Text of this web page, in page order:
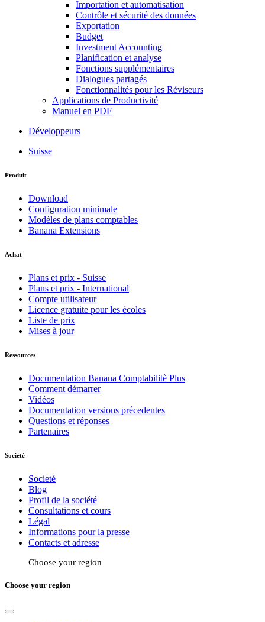
Importation et automatisation
Contrôle et sécurité des données
Exportation
Budget
Investment Accounting
Planification et analyse
Fonctions supplémentaires
Dialogues partagés
Fonctionnalités pour les Réviseurs
Applications de Productivité
Manuel en PDF
Développeurs
Suisse
Produit
Download
Configuration minimale
Modèles de plans comptables
Banana Extensions
Achat
Plans et prix - Suisse
Plans et prix - International
Compte utilisateur
Licence gratuite pour les écoles
Liste de prix
Mises à jour
Ressources
Documentation Banana Comptabilitè Plus
Comment démarrer
Vidéos
Documentation versions précedentes
Questions et réponses
Partenaires
Société
Societé
Blog
Profil de la société
Consultations et cours
Légal
Informations pour la presse
Contacts et adresse
Choose your region
Choose your region